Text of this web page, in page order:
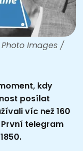
Images /
kdy
posílat
víc než 160
telegram